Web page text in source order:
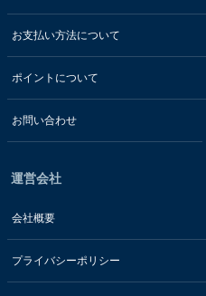
お支払い方法について
ポイントについて
お問い合わせ
運営会社
会社概要
プライバシーポリシー